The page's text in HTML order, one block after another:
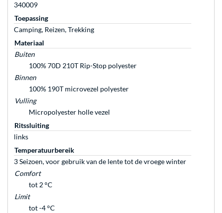
340009
Toepassing
Camping, Reizen, Trekking
Materiaal
Buiten
100% 70D 210T Rip-Stop polyester
Binnen
100% 190T microvezel polyester
Vulling
Micropolyester holle vezel
Ritssluiting
links
Temperatuurbereik
3 Seizoen, voor gebruik van de lente tot de vroege winter
Comfort
tot 2 °C
Limit
tot -4 °C